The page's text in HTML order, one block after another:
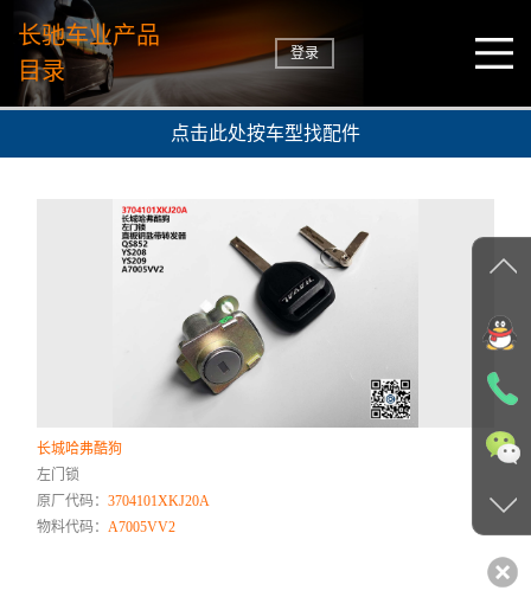
长驰车业产品
目录
登录
点击此处按车型找配件
长城哈弗酷狗
左门锁
原厂代码：3704101XKJ20A
物料代码：A7005VV2